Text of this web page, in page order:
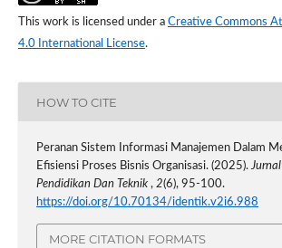
This work is licensed under a Creative Commons
4.0 International License.
HOW TO CITE
Peranan Sistem Informasi Manajemen Dalam
Efisiensi Proses Bisnis Organisasi. (2025).
Pendidikan Dan Teknik , 2(6), 95-100.
https://doi.org/10.70134/identik.v2i6.988
MORE CITATION FORMATS